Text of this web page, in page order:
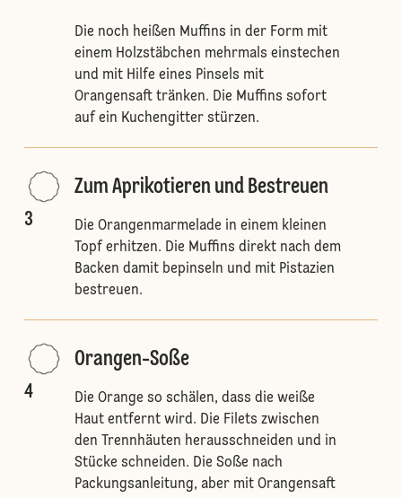
Die noch heißen Muffins in der Form mit
einem Holzstäbchen mehrmals einstechen
und mit Hilfe eines Pinsels mit
Orangensaft tränken. Die Muffins sofort
auf ein Kuchengitter stürzen.
3
Zum Aprikotieren und Bestreuen
Die Orangenmarmelade in einem kleinen
Topf erhitzen. Die Muffins direkt nach dem
Backen damit bepinseln und mit Pistazien
bestreuen.
4
Orangen-Soße
Die Orange so schälen, dass die weiße
Haut entfernt wird. Die Filets zwischen
den Trennhäuten herausschneiden und in
Stücke schneiden. Die Soße nach
Packungsanleitung, aber mit Orangensaft